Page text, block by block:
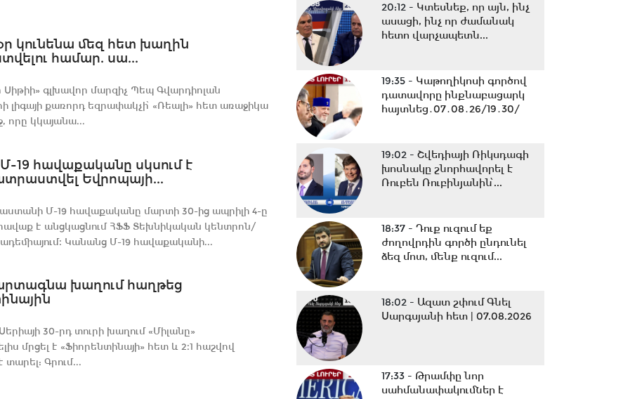
կունենա մեզ հետ խաղին
համար. սա...
Սիթիի» գլխավոր մարզիչ Պեպ Գվարդիոլան
լիգայի քառորդ եզրափակչի՝ «Ռեալի» հետ առաջիկա
որը կկայանա...
19 հավաքականը սկսում է
Եվրոպայի...
Մ-19 հավաքականը մարտի 30-ից ապրիլի 4-ը
է անցկացնում ՀՖՖ Տեխնիկական կենտրոն/
Կանանց Մ-19 հավաքականի...
խաղում հաղթեց
30-րդ տուրի խաղում «Միլանը»
մրցել է «Ֆիորենտինայի» հետ և 2։1 հաշվով
Գրում...
20:12 - Կտեսնեք, որ այն, ինչ
ասացի, ինչ որ ժամանակ
հետո վարչապետն...
19:35 - Կաթողիկոսի գործով
դատավորը ինքնաբացարկ
հայտնեց․07․08․26/19․30/
19:02 - Շվեդիայի Ռիկսդագի
խոսնակը շնորհավորել է
Ռուբեն Ռուբինյանին՝...
18:37 - Դուք ուզում եք
ժողովրդին գործի ընդունել
ձեզ մոտ, մենք ուզում...
18:02 - Ազատ շփում Գնել
Սարգսյանի հետ | 07.08.2026
17:33 - Թրամփը նոր
սահմանափակումներ է